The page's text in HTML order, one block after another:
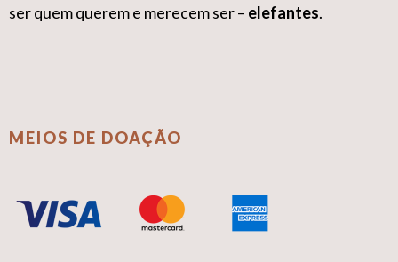
ser quem querem e merecem ser – elefantes.
MEIOS DE DOAÇÃO